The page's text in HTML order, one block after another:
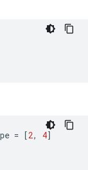
= [2, 4]